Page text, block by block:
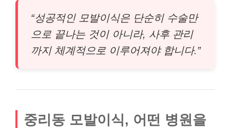
“성공적인 모발이식은 단순히 수술만
으로 끝나는 것이 아니라, 사후 관리
까지 체계적으로 이루어져야 합니다.”
중리동 모발이식, 어떤 병원을